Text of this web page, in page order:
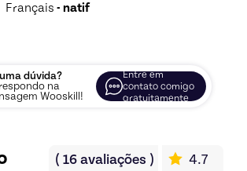
Français - natif
dúvida?
na
Wooskill!
Entre em
contato comigo
gratuitamente
( 16avaliações ) 4.7